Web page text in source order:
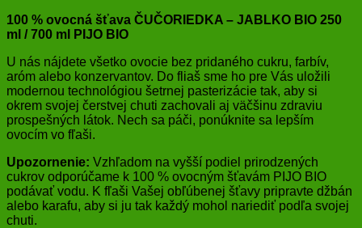
100 % ovocná šťava ČUČORIEDKA – JABLKO BIO 250
ml / 700 ml PIJO BIO
U nás nájdete všetko ovocie bez pridaného cukru, farbív,
aróm alebo konzervantov. Do fliaš sme ho pre Vás uložili
modernou technológiou šetrnej pasterizácie tak, aby si
okrem svojej čerstvej chuti zachovali aj väčšinu zdraviu
prospešných látok. Nech sa páči, ponúknite sa lepším
ovocím vo fľaši.
Upozornenie: Vzhľadom na vyšší podiel prirodzených
cukrov odporúčame k 100 % ovocným šťavám PIJO BIO
podávať vodu. K fľaši Vašej obľúbenej šťavy pripravte džbán
alebo karafu, aby si ju tak každý mohol nariediť podľa svojej
chuti.